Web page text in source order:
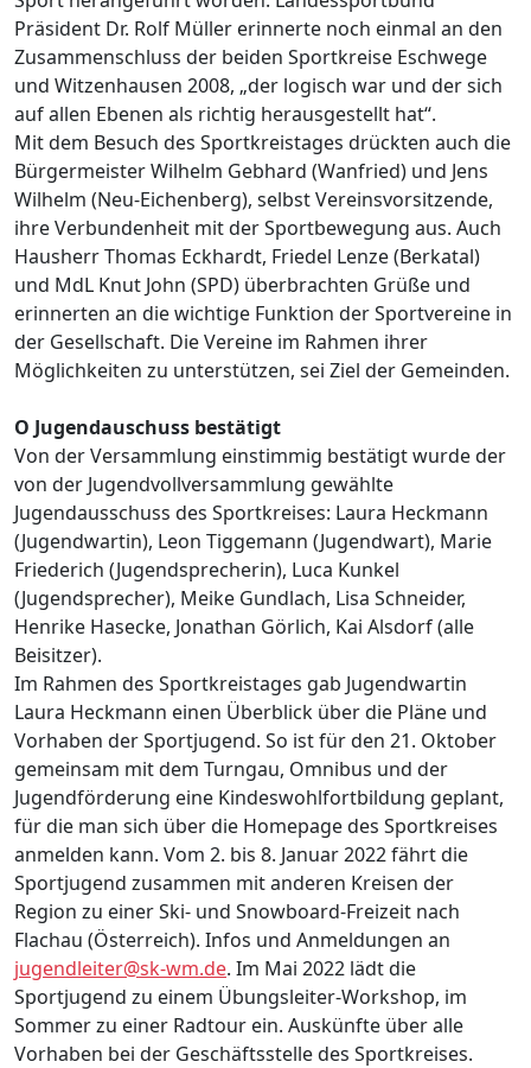
Präsident Dr. Rolf Müller erinnerte noch einmal an den
Zusammenschluss der beiden Sportkreise Eschwege
und Witzenhausen 2008, „der logisch war und der sich
auf allen Ebenen als richtig herausgestellt hat“.
Mit dem Besuch des Sportkreistages drückten auch die
Bürgermeister Wilhelm Gebhard (Wanfried) und Jens
Wilhelm (Neu-Eichenberg), selbst Vereinsvorsitzende,
ihre Verbundenheit mit der Sportbewegung aus. Auch
Hausherr Thomas Eckhardt, Friedel Lenze (Berkatal)
und MdL Knut John (SPD) überbrachten Grüße und
erinnerten an die wichtige Funktion der Sportvereine in
der Gesellschaft. Die Vereine im Rahmen ihrer
Möglichkeiten zu unterstützen, sei Ziel der Gemeinden.
O Jugendauschuss bestätigt
Von der Versammlung einstimmig bestätigt wurde der
von der Jugendvollversammlung gewählte
Jugendausschuss des Sportkreises: Laura Heckmann
(Jugendwartin), Leon Tiggemann (Jugendwart), Marie
Friederich (Jugendsprecherin), Luca Kunkel
(Jugendsprecher), Meike Gundlach, Lisa Schneider,
Henrike Hasecke, Jonathan Görlich, Kai Alsdorf (alle
Beisitzer).
Im Rahmen des Sportkreistages gab Jugendwartin
Laura Heckmann einen Überblick über die Pläne und
Vorhaben der Sportjugend. So ist für den 21. Oktober
gemeinsam mit dem Turngau, Omnibus und der
Jugendförderung eine Kindeswohlfortbildung geplant,
für die man sich über die Homepage des Sportkreises
anmelden kann. Vom 2. bis 8. Januar 2022 fährt die
Sportjugend zusammen mit anderen Kreisen der
Region zu einer Ski- und Snowboard-Freizeit nach
Flachau (Österreich). Infos und Anmeldungen an
jugendleiter@sk-wm.de. Im Mai 2022 lädt die
Sportjugend zu einem Übungsleiter-Workshop, im
Sommer zu einer Radtour ein. Auskünfte über alle
Vorhaben bei der Geschäftsstelle des Sportkreises.